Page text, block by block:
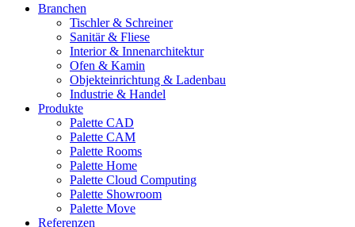
Branchen
Tischler & Schreiner
Sanitär & Fliese
Interior & Innenarchitektur
Ofen & Kamin
Objekteinrichtung & Ladenbau
Industrie & Handel
Produkte
Palette CAD
Palette CAM
Palette Rooms
Palette Home
Palette Cloud Computing
Palette Showroom
Palette Move
Referenzen